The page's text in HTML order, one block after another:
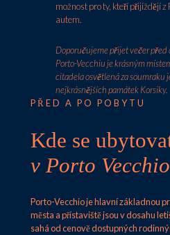
možnost pro ty, kteří přijíždějí
autem.
Doporučujeme přijet večer před
Porto-Vecchiu je krásným
citadela osvětlená za soumraku
nejkrásnějších památek Korsiky.
PŘED A PO POBYTU
Kde se
v Porto Vecchio
Porto-Vecchio je hlavní základnou
města a přístaviště jsou v dosahu
sahá od cenově dostupných